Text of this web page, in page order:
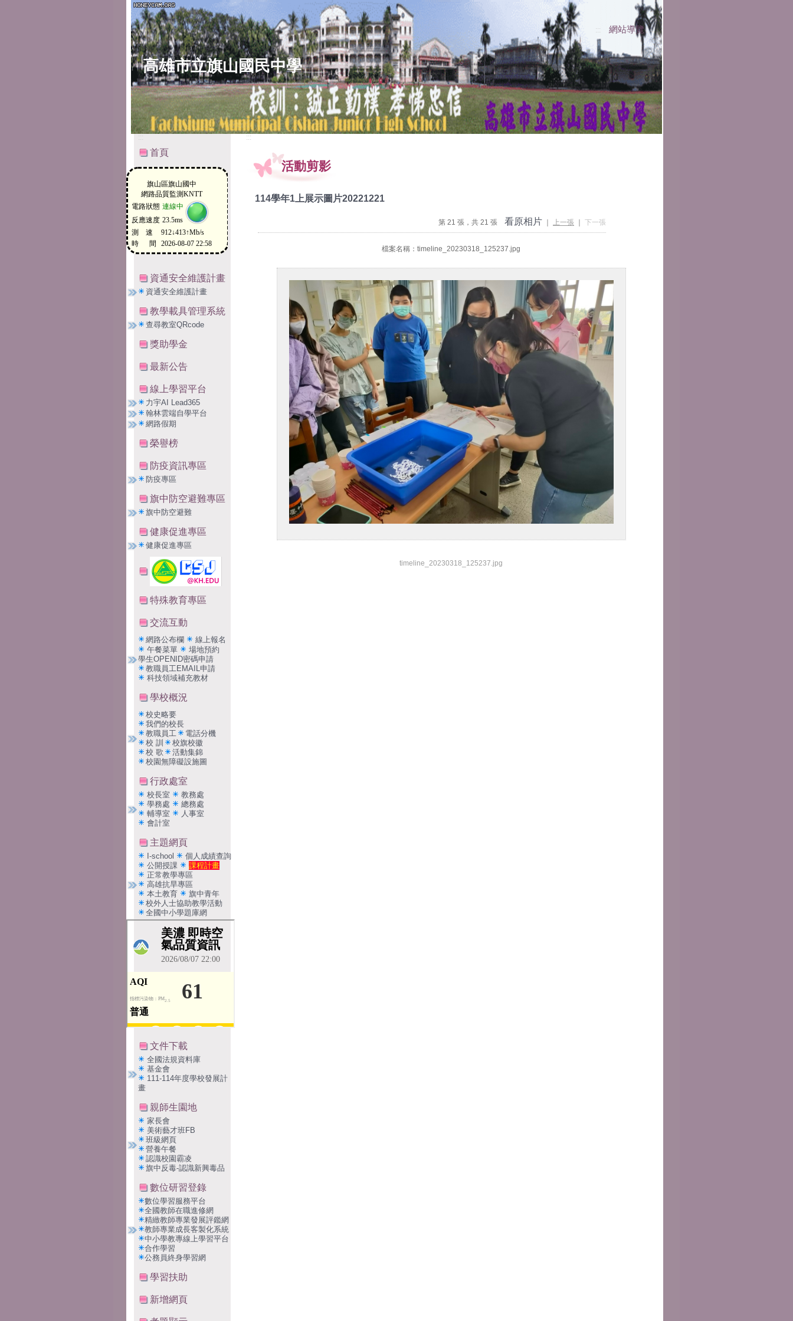
::: 網站導覽
高雄市立旗山國民中學
:::
首頁
資通安全維護計畫
資通安全維護計畫
教學載具管理系統
查尋教室QRcode
獎助學金
最新公告
線上學習平台
力宇AI Lead365
翰林雲端自學平台
網路假期
榮譽榜
防疫資訊專區
防疫專區
旗中防空避難專區
旗中防空避難
健康促進專區
健康促進專區
特殊教育專區
交流互動
網路公布欄
線上報名
午餐菜單
場地預約
學生OPENID密碼申請
教職員工EMAIL申請
科技領域補充教材
學校概況
校史略要
我們的校長
教職員工
電話分機
校 訓
校旗校徽
校 歌
活動集錦
校園無障礙設施圖
行政處室
校長室
教務處
學務處
總務處
輔導室
人事室
會計室
主題網頁
I-school
個人成績查詢
公開授課
課程計畫
正常教學專區
高雄抗旱專區
本土教育
旗中青年
校外人士協助教學活動
全國中小學題庫網
文件下載
全國法規資料庫
基金會
111-114年度學校發展計
畫
親師生園地
家長會
美術藝才班FB
班級網頁
營養午餐
認識校園霸凌
旗中反毒-認識新興毒品
數位研習登錄
數位學習服務平台
全國教師在職進修網
精緻教師專業發展評鑑網
教師專業成長客製化系統
中小學教專線上學習平台
合作學習
公務員終身學習網
學習扶助
新增網頁
:::
活動剪影
114學年1上展示圖片20221221
第 21 張，共 21 張 看原相片 上一張 下一張
檔案名稱：timeline_20230318_125237.jpg
timeline_20230318_125237.jpg